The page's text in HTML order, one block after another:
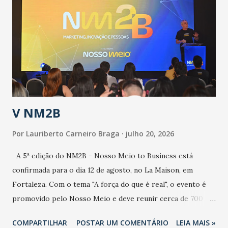
aumento de casos de dengue, influenza ou H1N1. Trata-se
de uma epidemia com um vírus diferente, com um poder de
contaminação maior que outros coronavírus”, apontou o
secretário. Segundo ele, é uma epidemia com chance de
contaminação alta, podendo gerar um grande risco à
população e ao sistema de saúde. “Precisamos saber fazer a
estratificação do risco da doença, para não so...
V NM2B
Por Lauriberto Carneiro Braga julho 20, 2026
A 5ª edição do NM2B - Nosso Meio to Business está
confirmada para o dia 12 de agosto, no La Maison, em
Fortaleza. Com o tema "A força do que é real", o evento é
promovido pelo Nosso Meio e deve reunir cerca de 700
COMPARTILHAR POSTAR UM COMENTÁRIO LEIA MAIS »